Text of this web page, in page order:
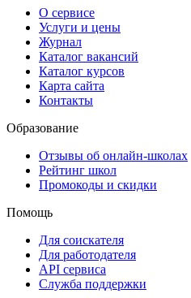
О сервисе
Услуги и цены
Журнал
Каталог вакансий
Каталог курсов
Карта сайта
Контакты
Образование
Отзывы об онлайн-школах
Рейтинг школ
Промокоды и скидки
Помощь
Для соискателя
Для работодателя
API сервиса
Служба поддержки